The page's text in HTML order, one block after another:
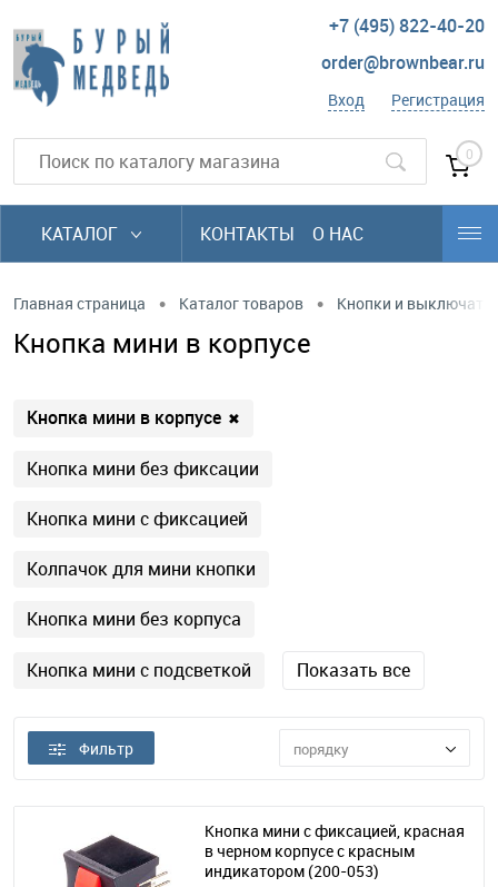
+7 (495) 822-40-20
order@brownbear.ru
Вход Регистрация
0
КАТАЛОГ КОНТАКТЫ О НАС
Главная страница • Каталог товаров • Кнопки и
Кнопка мини в корпусе
Кнопка мини в корпусе ✖
Кнопка мини без фиксации
Кнопка мини с фиксацией
Колпачок для мини кнопки
Кнопка мини без корпуса
Кнопка мини с подсветкой Показать все
Фильтр порядку
Кнопка мини с фиксацией, красная
в черном корпусе с красным
индикатором (200-053)